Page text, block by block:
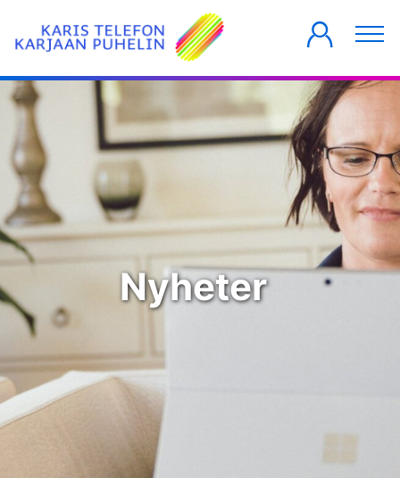
FÖRETAG
Nyheter